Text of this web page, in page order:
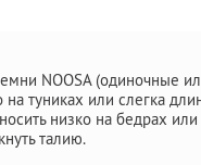
NOOSA (одиночные
на туниках или слегка
низко на бедрах
талию.